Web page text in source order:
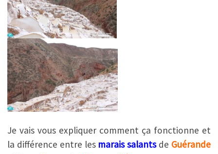
Je vais vous expliquer comment ça fonctionne et
la différence entre les marais salantsde Guérande